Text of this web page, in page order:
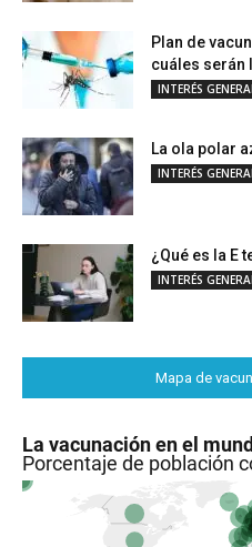
Plan de
cuáles serán
INTERÉS
La ola polar
INTERÉS
¿Qué es la E
INTERÉS
Mapa de